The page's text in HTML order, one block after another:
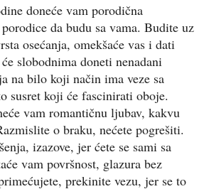
doneće vam porodična
da budu sa vama. Budite uz
osećanja, omekšaće vas i dati
slobodnima doneti nenadani
na bilo koji način ima veze sa
susret koji će fascinirati oboje.
vam romantičnu ljubav, kakvu
o braku, nećete pogrešiti.
izazove, jer ćete se sami sa
vam površnost, glazura bez
prekinite vezu, jer se to